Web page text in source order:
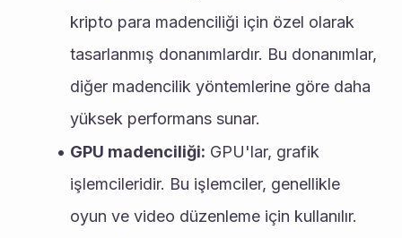
kripto para madenciliği için özel olarak
tasarlanmış donanımlardır. Bu donanımlar,
diğer madencilik yöntemlerine göre daha
yüksek performans sunar.
GPU madenciliği: GPU'lar, grafik
işlemcileridir. Bu işlemciler, genellikle
oyun ve video düzenleme için kullanılır.